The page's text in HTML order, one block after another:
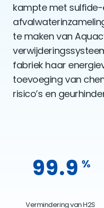
kampte met sulfide-
te maken van
fabriek haar
toevoeging van
risico’s en
99.9 %
Vermindering van H2S